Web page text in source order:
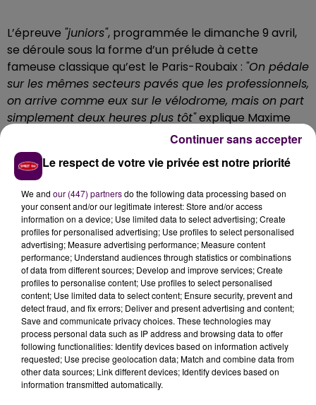
L’épreuve "juniors", programmée le dimanche 9 avril,
se déroule sous la forme d’un prélude à cette
fameuse classique qu’est le Paris-Roubaix : "On pédale
sur les mêmes secteurs pavés que les professionnels,
on arrive comme eux sur le vélodrome, mais on part
simplement deux heures plus tôt"explique Maxime
Bonsergent, le Mayennais licencié au Véloce Club de
Château-Gontier, tout juste nommé dans la sélection
nationale aux côtés d’Antoine Benoist, de Florentin
Lecamus-Lambert, Tristan Montchamp, Benjamin
Rivet et Donavan Grondin."C’est une bonne nouvelle,
c’est une épreuve prestigieuse, c’est la deuxième
manche de la Coupe des Nations"s'enthousiasme le
coureur mayennais.
Le respect de votre vie privée est notre priorité
We and our (447) partnersdo the following data processing based on
your consent and/or our legitimate interest: Store and/or access
information on a device; Use limited data to select advertising; Create
profiles for personalised advertising; Use profiles to select personalised
advertising; Measure advertising performance; Measure content
performance; Understand audiences through statistics or combinations
of data from different sources; Develop and improve services; Create
profiles to personalise content; Use profiles to select personalised
content; Use limited data to select content; Ensure security, prevent and
detect fraud, and fix errors; Deliver and present advertising and content;
Save and communicate privacy choices. These technologies may
process personal data such as IP address and browsing data to offer
following functionalities: Identify devices based on information actively
requested; Use precise geolocation data; Match and combine data from
other data sources; Link different devices; Identify devices based on
information transmitted automatically.
Continuer sans accepter